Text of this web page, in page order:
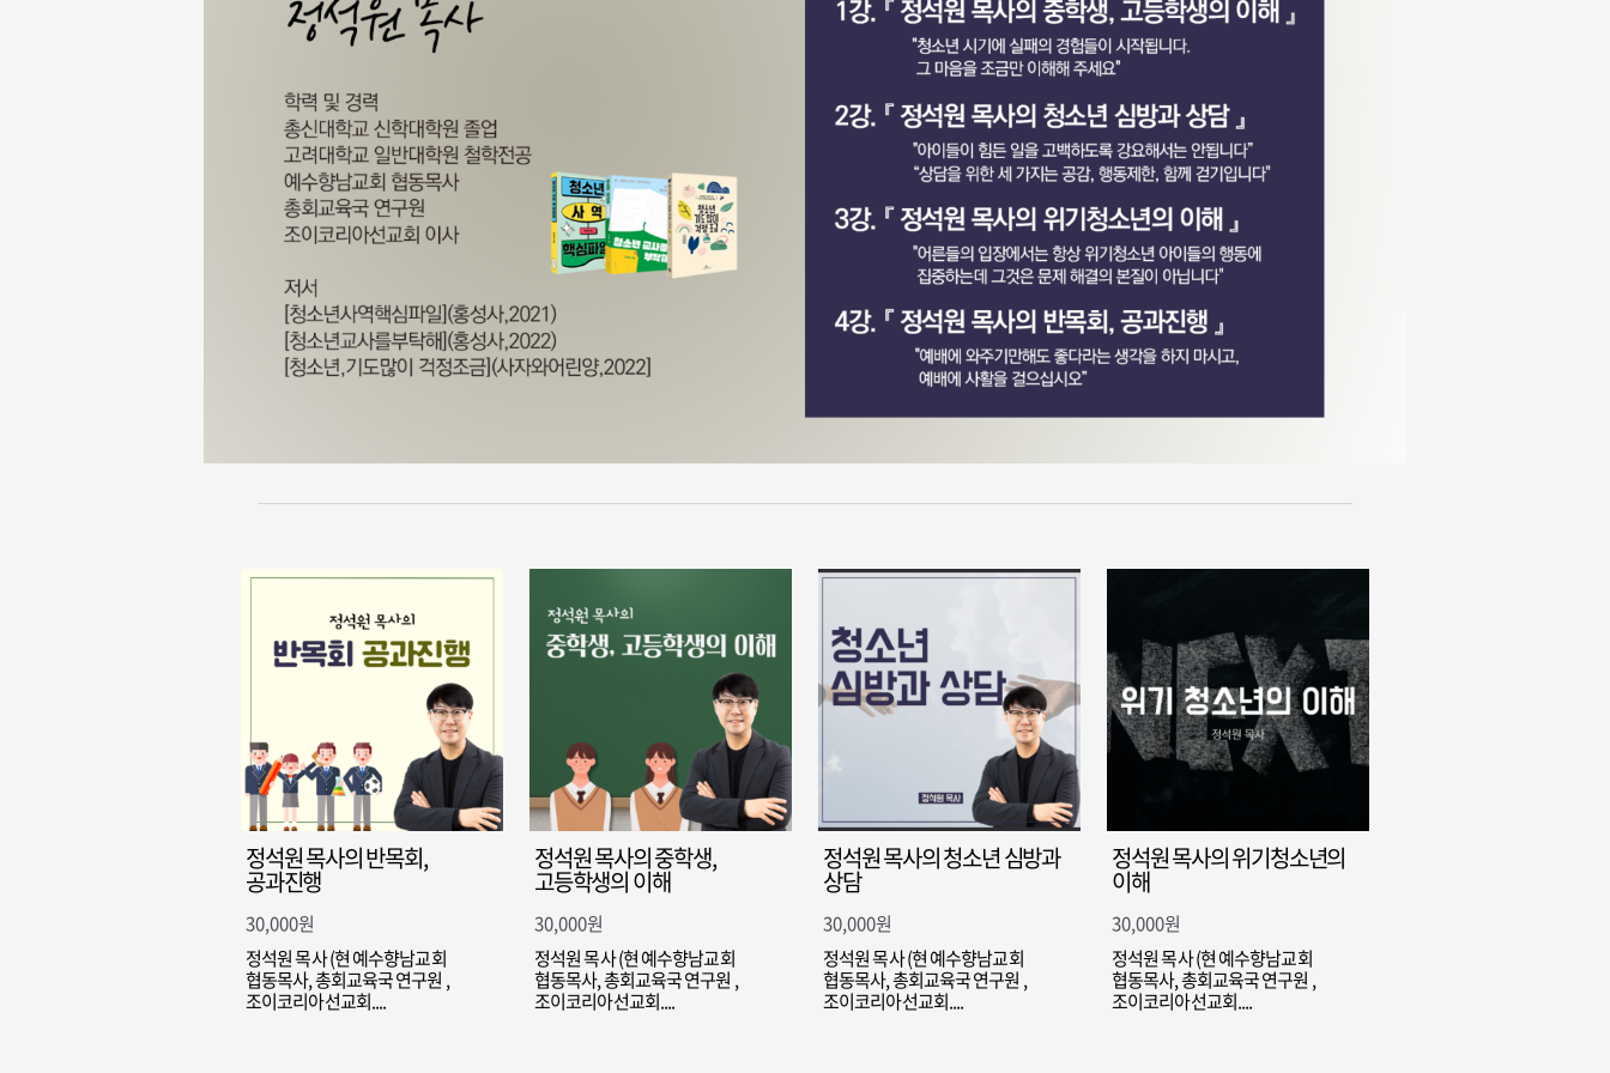
정석원 목사의 반목회,
공과진행
30,000원
정석원 목사 (현 예수향남교회
협동목사, 총회교육국 연구원 ,
조이코리아선교회....
정석원 목사의 중학생,
고등학생의 이해
30,000원
정석원 목사 (현 예수향남교회
협동목사, 총회교육국 연구원 ,
조이코리아선교회....
정석원 목사의 청소년 심방과
상담
30,000원
정석원 목사 (현 예수향남교회
협동목사, 총회교육국 연구원 ,
조이코리아선교회....
정석원 목사의 위기청소년의
이해
30,000원
정석원 목사 (현 예수향남교회
협동목사, 총회교육국 연구원 ,
조이코리아선교회....